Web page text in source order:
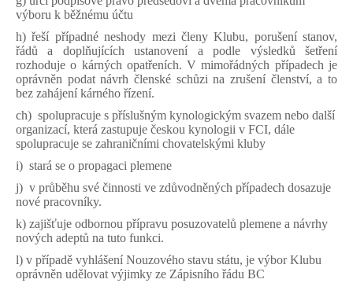
výboru k běžnému účtu
h) řeší případné neshody mezi členy Klubu, porušení stanov,
řádů a doplňujících ustanovení a podle výsledků šetření
rozhoduje o kárných opatřeních. V mimořádných případech je
oprávněn podat návrh členské schůzi na zrušení členství, a to
bez zahájení kárného řízení.
ch) spolupracuje s příslušným kynologickým svazem nebo další
organizací, která zastupuje českou kynologii v FCI, dále
spolupracuje se zahraničními chovatelskými kluby
i) stará se o propagaci plemene
j) v průběhu své činnosti ve zdůvodněných případech dosazuje
nové pracovníky.
k) zajišťuje odbornou přípravu posuzovatelů plemene a návrhy
nových adeptů na tuto funkci.
l) v případě vyhlášení Nouzového stavu státu, je výbor Klubu
oprávněn udělovat výjimky ze Zápisního řádu BC